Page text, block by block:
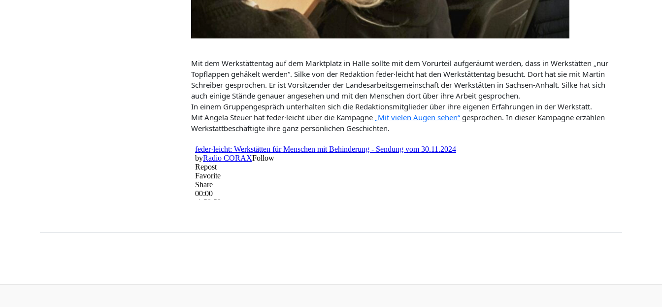
Mit dem Werkstättentag auf dem Marktplatz in Halle sollte mit dem Vorurteil aufgeräumt werden, dass in Werkstätten „nur
Topflappen gehäkelt werden“. Silke von der Redaktion feder·leicht hat den Werkstättentag besucht. Dort hat sie mit Martin
Schreiber gesprochen. Er ist Vorsitzender der Landesarbeitsgemeinschaft der Werkstätten in Sachsen-Anhalt. Silke hat sich
auch einige Stände genauer angesehen und mit den Menschen dort über ihre Arbeit gesprochen.
In einem Gruppengespräch unterhalten sich die Redaktionsmitglieder über ihre eigenen Erfahrungen in der Werkstatt.
Mit Angela Steuer hat feder·leicht über die Kampagne„Mit vielen Augen sehen“gesprochen. In dieser Kampagne erzählen
Werkstattbeschäftigte ihre ganz persönlichen Geschichten.